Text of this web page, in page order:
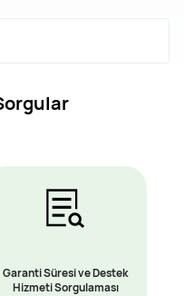
Garanti Süresi ve Destek
Hizmeti Sorgulaması